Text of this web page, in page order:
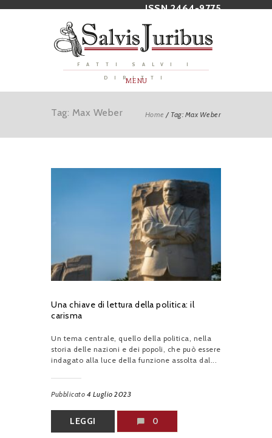
ISSN 2464-9775
FATTI SALVI I
DIRITTI
MENU
Home / Tag: Max Weber
Tag: Max Weber
Una chiave di lettura della politica: il
carisma
Un tema centrale, quello della politica, nella
storia delle nazioni e dei popoli, che può essere
indagato alla luce della funzione assolta dal...
Pubblicato 4 Luglio 2023
LEGGI 0